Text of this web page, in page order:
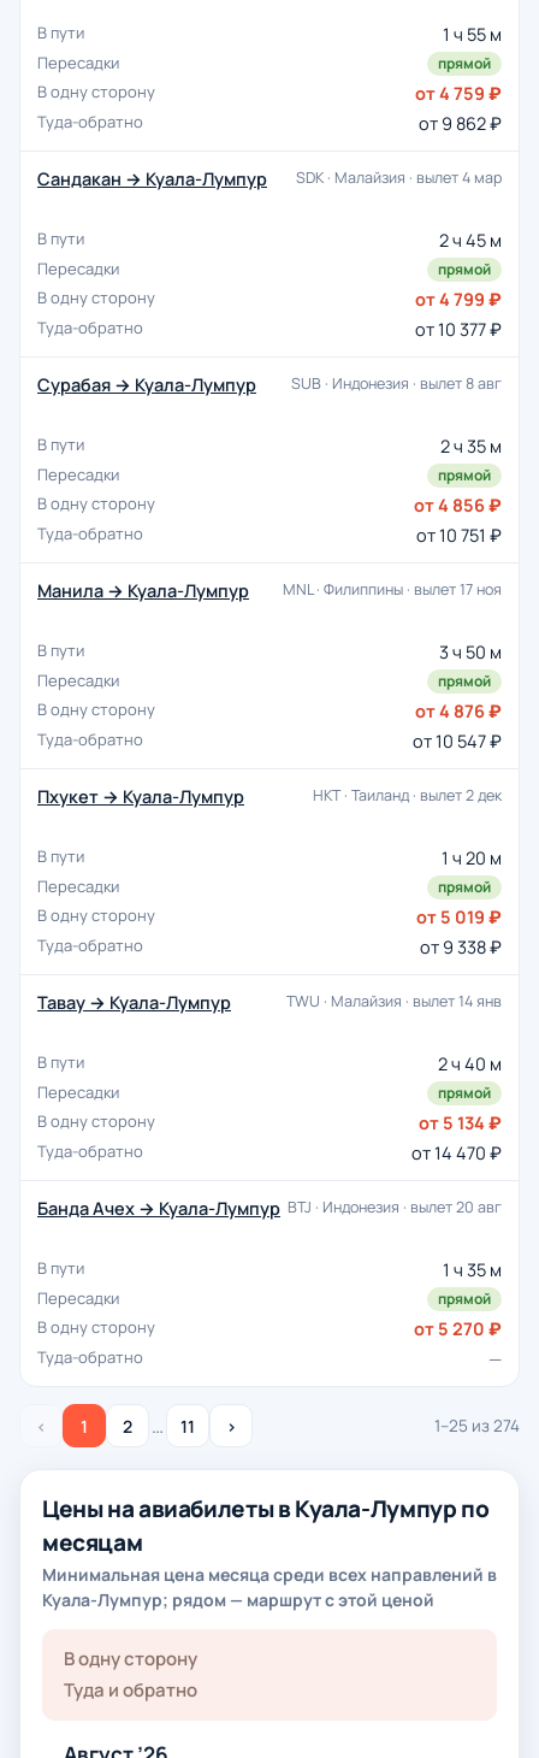
1 ч 55 м
прямой
от 4 759 ₽
от 9 862 ₽
Сандакан → Куала-Лумпур SDK · Малайзия · вылет 4 мар
2 ч 45 м
прямой
от 4 799 ₽
от 10 377 ₽
Сурабая → Куала-Лумпур SUB · Индонезия · вылет 8 авг
2 ч 35 м
прямой
от 4 856 ₽
от 10 751 ₽
Манила → Куала-Лумпур MNL · Филиппины · вылет 17 ноя
3 ч 50 м
прямой
от 4 876 ₽
от 10 547 ₽
Пхукет → Куала-Лумпур HKT · Таиланд · вылет 2 дек
1 ч 20 м
прямой
от 5 019 ₽
от 9 338 ₽
Тавау → Куала-Лумпур TWU · Малайзия · вылет 14 янв
2 ч 40 м
прямой
от 5 134 ₽
от 14 470 ₽
Банда Ачех → Куала-Лумпур BTJ · Индонезия · вылет 20 авг
1 ч 35 м
прямой
от 5 270 ₽
—
‹ 1 2 … 11 › 1–25 из 274
Цены на авиабилеты в Куала-Лумпур по
месяцам
Минимальная цена месяца среди всех направлений в
Куала-Лумпур; рядом — маршрут с этой ценой
В одну сторону
Туда и обратно